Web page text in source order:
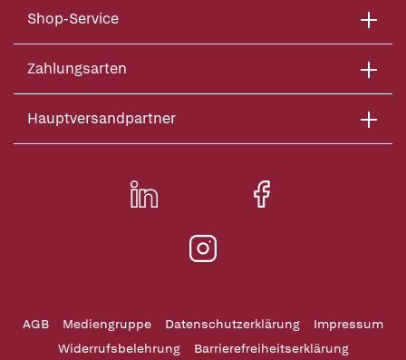
Shop-Service
Zahlungsarten
Hauptversandpartner
AGB Mediengruppe Datenschutzerklärung
Impressum
Widerrufsbelehrung
Barrierefreiheitserklärung